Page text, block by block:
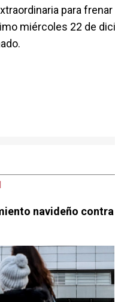
para frenar
miércoles 22 de
navideño contra